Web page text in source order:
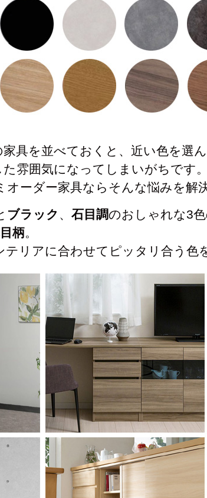
具を並べておくと、近い色を選
雰囲気になってしまいがちです。
オーダー家具ならそんな悩みを解
ブラック 、 石目調のおしゃれな3
柄。
リアに合わせてピッタリ合う色